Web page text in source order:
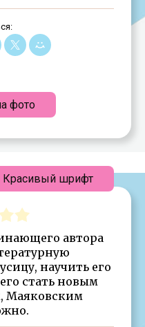
фото
автора
научить его
стать новым
Маяковским
Красивый шрифт